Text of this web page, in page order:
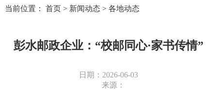
当前位置： 首页 > 新闻动态 > 各地动态
彭水邮政企业：“校邮同心·家书传情”
日期：2026-06-03
来源：